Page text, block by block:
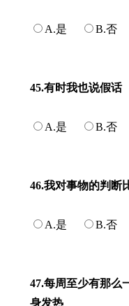
A.是 B.否
45.有时我也说假话
A.是 B.否
46.我对事物的判断
A.是 B.否
47.每周至少有那么
身发热